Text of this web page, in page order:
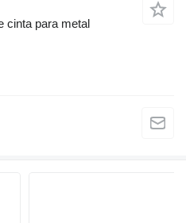
cinta para metal